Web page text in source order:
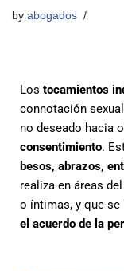
by abogados
Los tocamientos
connotación
no deseado hacia
consentimiento.
besos, abrazos,
realiza en áreas
o íntimas, y que se
el acuerdo de la